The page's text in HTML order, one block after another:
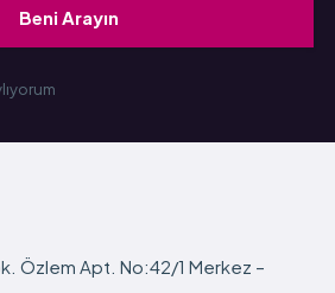
Özlem Apt. No:42/1 Merkez –